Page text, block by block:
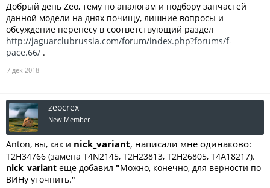
Добрый день Zeo, тему по аналогам и подбору запчастей
данной модели на днях почищу, лишние вопросы и
обсуждение перенесу в соответствующий раздел
http://jaguarclubrussia.com/forum/index.php?forums/f-
pace.66/ .
7 дек 2018
zeocrex
New Member
Anton, вы, как и nick_variant, написали мне одинаково:
T2H34766 (замена T4N2145, T2H23813, T2H26805, T4A18217).
nick_variant еще добавил "Можно, конечно, для верности по
ВИНу уточнить."